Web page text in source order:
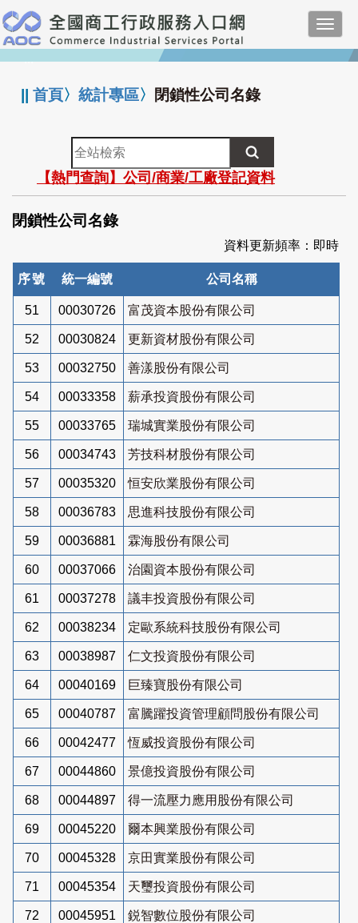
跳
到
主
要
:::
||首頁〉統計專區〉 閉鎖性公司名錄
全
站
檢
索
【熱門查詢】公司/商業/工廠登記資料
閉鎖性公司名錄
資料更新頻率：即時
序號 統一編號 公司名稱
51 00030726 富茂資本股份有限公司
52 00030824 更新資材股份有限公司
53 00032750 善漾股份有限公司
54 00033358 薪承投資股份有限公司
55 00033765 瑞城實業股份有限公司
56 00034743 芳技科材股份有限公司
57 00035320 恒安欣業股份有限公司
58 00036783 思進科技股份有限公司
59 00036881 霖海股份有限公司
60 00037066 治園資本股份有限公司
61 00037278 議丰投資股份有限公司
62 00038234 定歐系統科技股份有限公司
63 00038987 仁文投資股份有限公司
64 00040169 巨臻寶股份有限公司
65 00040787 富騰躍投資管理顧問股份有限公司
66 00042477 恆威投資股份有限公司
67 00044860 景億投資股份有限公司
68 00044897 得一流壓力應用股份有限公司
69 00045220 爾本興業股份有限公司
70 00045328 京田實業股份有限公司
71 00045354 天璽投資股份有限公司
72 00045951 鋭智數位股份有限公司